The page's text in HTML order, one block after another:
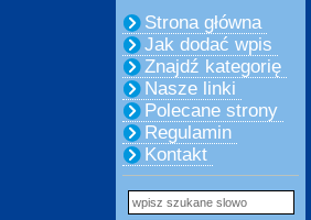
Strona główna
Jak dodać wpis
Znajdź kategorię
Nasze linki
Polecane strony
Regulamin
Kontakt